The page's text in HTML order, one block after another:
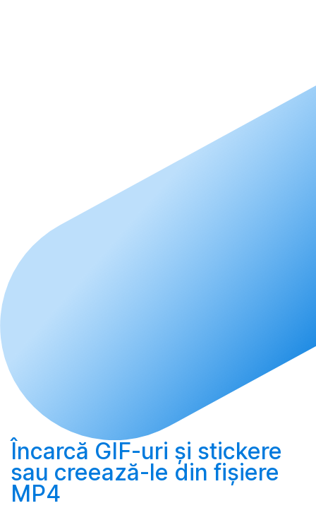
Încarcă GIF-uri și stickere
sau creează-le din fișiere
MP4